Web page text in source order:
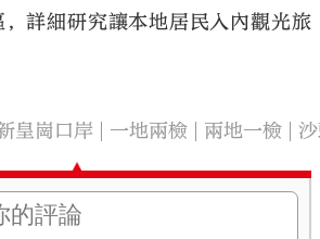
詳細研究讓本地居民入內觀光旅
皇崗口岸 一地兩檢 兩地一檢